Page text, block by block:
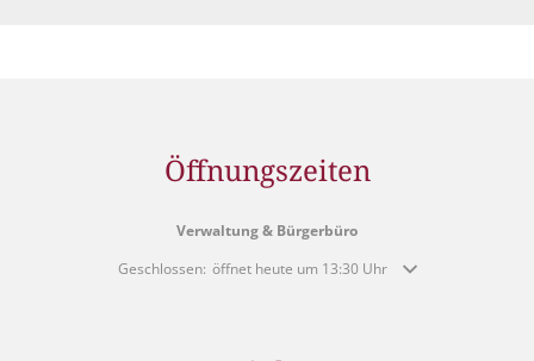
Öffnungszeiten
Verwaltung & Bürgerbüro
Klicken, um weitere Öffnungs- oder Schließzeiten
Geschlossen: öffnet heute um 13:30 Uhr